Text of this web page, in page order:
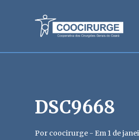
DSC9668
Por coocirurge - Em 1 de